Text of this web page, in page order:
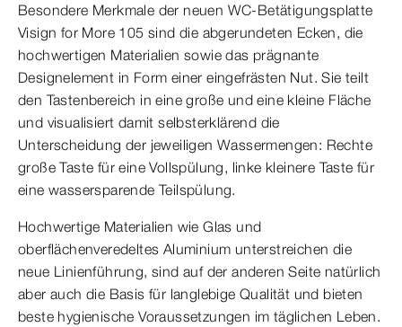
Besondere Merkmale der neuen WC-Betätigungsplatte
Visign for More 105 sind die abgerundeten Ecken, die
hochwertigen Materialien sowie das prägnante
Designelement in Form einer eingefrästen Nut. Sie teilt
den Tastenbereich in eine große und eine kleine Fläche
und visualisiert damit selbsterklärend die
Unterscheidung der jeweiligen Wassermengen: Rechte
große Taste für eine Vollspülung, linke kleinere Taste für
eine wassersparende Teilspülung.
Hochwertige Materialien wie Glas und
oberflächenveredeltes Aluminium unterstreichen die
neue Linienführung, sind auf der anderen Seite natürlich
aber auch die Basis für langlebige Qualität und bieten
beste hygienische Voraussetzungen im täglichen Leben.